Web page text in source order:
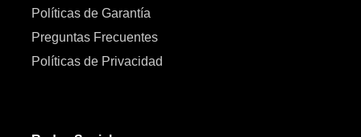
Políticas de Garantía
Preguntas Frecuentes
Políticas de Privacidad